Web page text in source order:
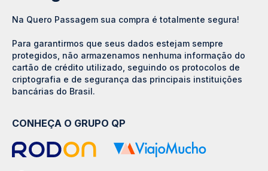
Na Quero Passagem sua compra é totalmente segura!
Para garantirmos que seus dados estejam sempre
protegidos, não armazenamos nenhuma informação do
cartão de crédito utilizado, seguindo os protocolos de
criptografia e de segurança das principais instituições
bancárias do Brasil.
CONHEÇA O GRUPO QP